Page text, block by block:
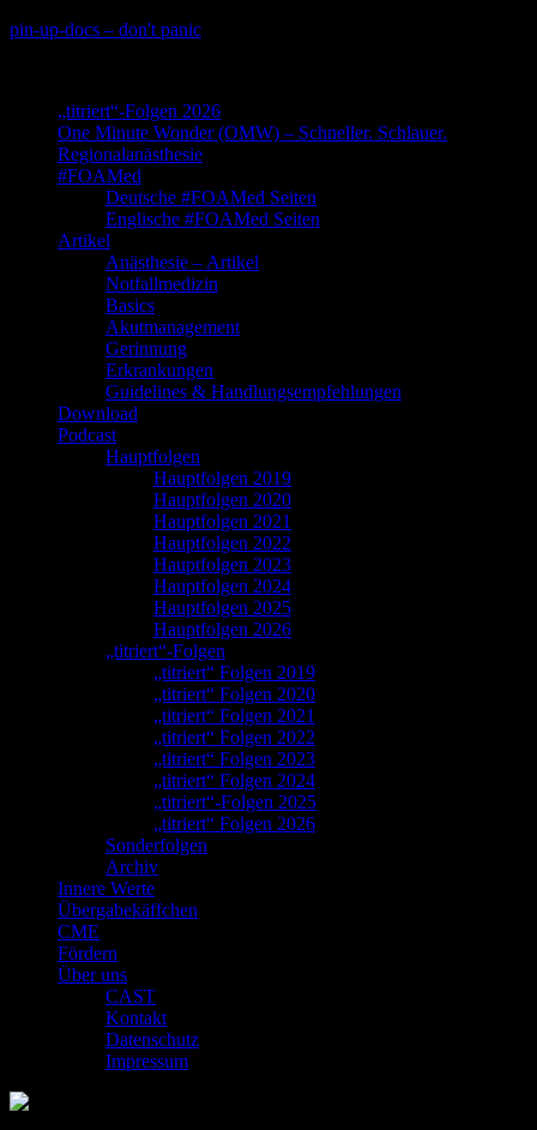
Skip
pin-up-docs – don't panic
„titriert“-Folgen 2026
One Minute Wonder (OMW) – Schneller. Schlauer.
Regionalanästhesie
#FOAMed
Deutsche #FOAMed Seiten
Englische #FOAMed Seiten
Artikel
Anästhesie – Artikel
Notfallmedizin
Basics
Akutmanagement
Gerinnung
Erkrankungen
Guidelines & Handlungsempfehlungen
Download
Podcast
Hauptfolgen
Hauptfolgen 2019
Hauptfolgen 2020
Hauptfolgen 2021
Hauptfolgen 2022
Hauptfolgen 2023
Hauptfolgen 2024
Hauptfolgen 2025
Hauptfolgen 2026
„titriert“-Folgen
„titriert“ Folgen 2019
„titriert“ Folgen 2020
„titriert“ Folgen 2021
„titriert“ Folgen 2022
„titriert“ Folgen 2023
„titriert“ Folgen 2024
„titriert“-Folgen 2025
„titriert“ Folgen 2026
Sonderfolgen
Archiv
Innere Werte
Übergabekäffchen
CME
Fördern
Über uns
CAST
Kontakt
Datenschutz
Impressum